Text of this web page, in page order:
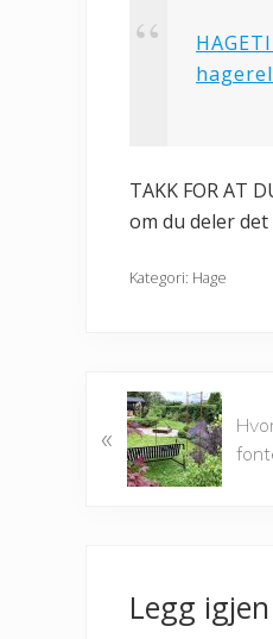
TAKK FOR AT
om du deler
Kategori: Hage
r
«
Legg